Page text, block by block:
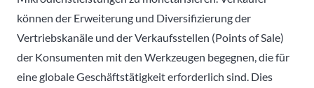
können der Erweiterung und Diversifizierung der
Vertriebskanäle und der Verkaufsstellen (Points of Sale)
der Konsumenten mit den Werkzeugen begegnen, die für
eine globale Geschäftstätigkeit erforderlich sind. Dies